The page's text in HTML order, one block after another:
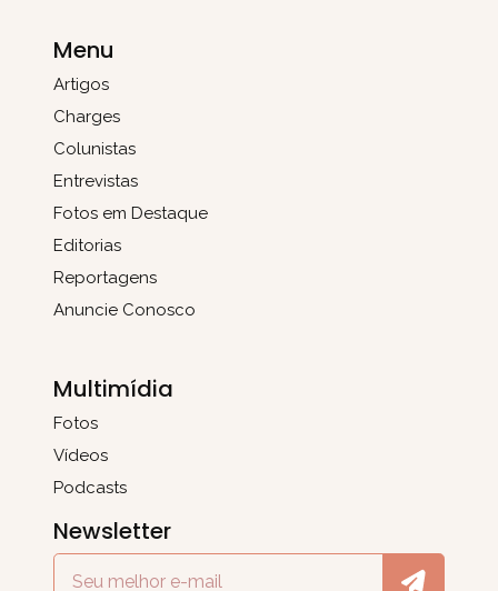
Menu
Artigos
Charges
Colunistas
Entrevistas
Fotos em Destaque
Editorias
Reportagens
Anuncie Conosco
Multimídia
Fotos
Vídeos
Podcasts
Newsletter